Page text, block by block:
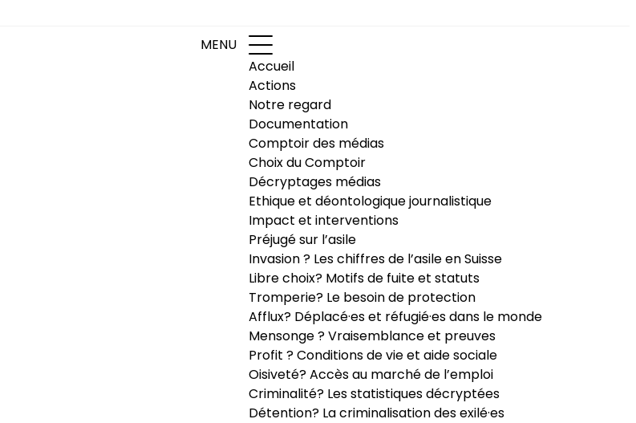
MENU
Accueil
Actions
Notre regard
Documentation
Comptoir des médias
Choix du Comptoir
Décryptages médias
Ethique et déontologique journalistique
Impact et interventions
Préjugé sur l’asile
Invasion ? Les chiffres de l’asile en Suisse
Libre choix? Motifs de fuite et statuts
Tromperie? Le besoin de protection
Afflux? Déplacé·es et réfugié·es dans le monde
Mensonge ? Vraisemblance et preuves
Profit ? Conditions de vie et aide sociale
Oisiveté? Accès au marché de l’emploi
Criminalité? Les statistiques décryptées
Détention? La criminalisation des exilé·es